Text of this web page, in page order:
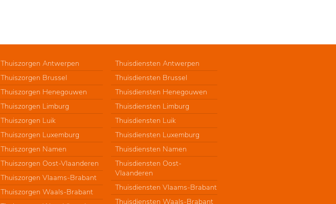
Thuiszorgen Antwerpen
Thuiszorgen Brussel
Thuiszorgen Henegouwen
Thuiszorgen Limburg
Thuiszorgen Luik
Thuiszorgen Luxemburg
Thuiszorgen Namen
Thuiszorgen Oost-Vlaanderen
Thuiszorgen Vlaams-Brabant
Thuiszorgen Waals-Brabant
Thuisdiensten Antwerpen
Thuisdiensten Brussel
Thuisdiensten Henegouwen
Thuisdiensten Limburg
Thuisdiensten Luik
Thuisdiensten Luxemburg
Thuisdiensten Namen
Thuisdiensten Oost-
Vlaanderen
Thuisdiensten Vlaams-Brabant
Thuisdiensten Waals-Brabant